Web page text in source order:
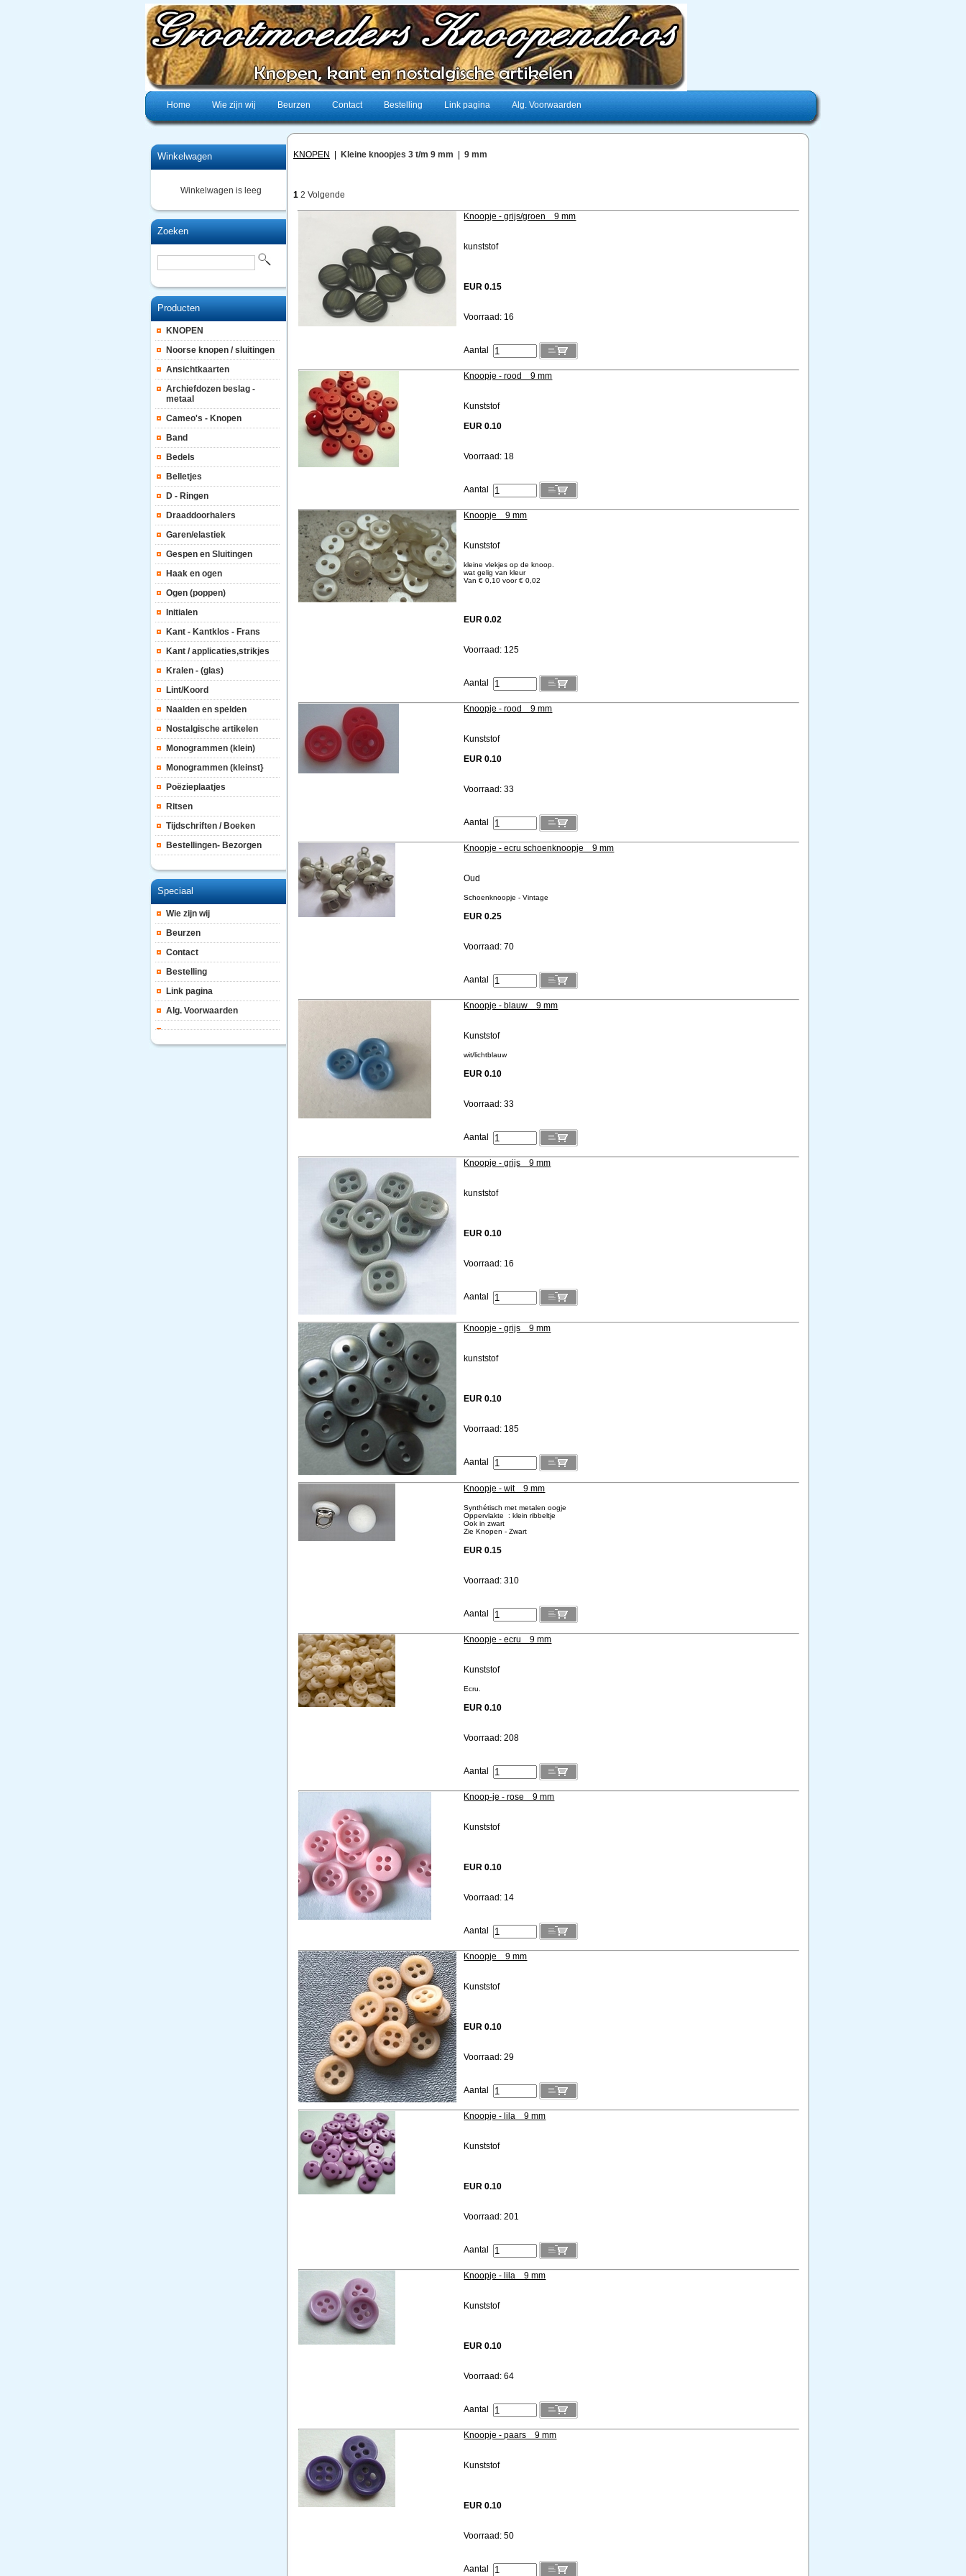
Home Wie zijn wij Beurzen Contact Bestelling Link pagina Alg. Voorwaarden
Winkelwagen
Winkelwagen is leeg
Zoeken
Producten
KNOPEN
Noorse knopen / sluitingen
Ansichtkaarten
Archiefdozen beslag -
metaal
Cameo's - Knopen
Band
Bedels
Belletjes
D - Ringen
Draaddoorhalers
Garen/elastiek
Gespen en Sluitingen
Haak en ogen
Ogen (poppen)
Initialen
Kant - Kantklos - Frans
Kant / applicaties,strikjes
Kralen - (glas)
Lint/Koord
Naalden en spelden
Nostalgische artikelen
Monogrammen (klein)
Monogrammen (kleinst}
Poëzieplaatjes
Ritsen
Tijdschriften / Boeken
Bestellingen- Bezorgen
Speciaal
Wie zijn wij
Beurzen
Contact
Bestelling
Link pagina
Alg. Voorwaarden
KNOPEN Kleine knoopjes 3 t/m 9 mm 9 mm
1 2 Volgende
Knoopje - grijs/groen 9 mm
kunststof
EUR 0.15
Voorraad: 16
Aantal
Knoopje - rood 9 mm
Kunststof
EUR 0.10
Voorraad: 18
Aantal
Knoopje 9 mm
Kunststof
kleine vlekjes op de knoop.
wat gelig van kleur
Van € 0,10 voor € 0,02
EUR 0.02
Voorraad: 125
Aantal
Knoopje - rood 9 mm
Kunststof
EUR 0.10
Voorraad: 33
Aantal
Knoopje - ecru schoenknoopje 9 mm
Oud
Schoenknoopje - Vintage
EUR 0.25
Voorraad: 70
Aantal
Knoopje - blauw 9 mm
Kunststof
wit/lichtblauw
EUR 0.10
Voorraad: 33
Aantal
Knoopje - grijs 9 mm
kunststof
EUR 0.10
Voorraad: 16
Aantal
Knoopje - grijs 9 mm
kunststof
EUR 0.10
Voorraad: 185
Aantal
Knoopje - wit 9 mm
Synthétisch met metalen oogje
Oppervlakte : klein ribbeltje
Ook in zwart
Zie Knopen - Zwart
EUR 0.15
Voorraad: 310
Aantal
Knoopje - ecru 9 mm
Kunststof
Ecru.
EUR 0.10
Voorraad: 208
Aantal
Knoop-je - rose 9 mm
Kunststof
EUR 0.10
Voorraad: 14
Aantal
Knoopje 9 mm
Kunststof
EUR 0.10
Voorraad: 29
Aantal
Knoopje - lila 9 mm
Kunststof
EUR 0.10
Voorraad: 201
Aantal
Knoopje - lila 9 mm
Kunststof
EUR 0.10
Voorraad: 64
Aantal
Knoopje - paars 9 mm
Kunststof
EUR 0.10
Voorraad: 50
Aantal